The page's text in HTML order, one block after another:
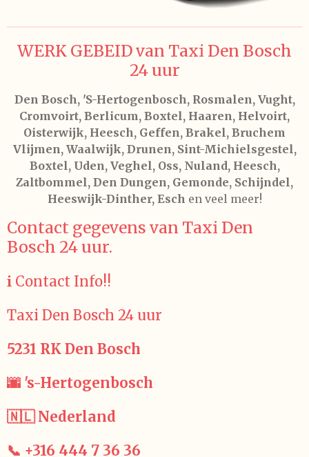
WERK GEBEID van Taxi Den Bosch
24 uur
Den Bosch, 'S-Hertogenbosch, Rosmalen, Vught,
Cromvoirt, Berlicum, Boxtel, Haaren, Helvoirt,
Oisterwijk, Heesch, Geffen, Brakel, Bruchem
Vlijmen, Waalwijk, Drunen, Sint-Michielsgestel,
Boxtel, Uden, Veghel, Oss, Nuland, Heesch,
Zaltbommel, Den Dungen, Gemonde, Schijndel,
Heeswijk-Dinther, Esch en veel meer!
Contact gegevens van Taxi Den
Bosch 24 uur.
ℹ️ Contact Info!!
Taxi Den Bosch 24 uur
5231 RK Den Bosch
🌆 's-Hertogenbosch
🇳🇱 Nederland
📞 +316 444 7 36 36